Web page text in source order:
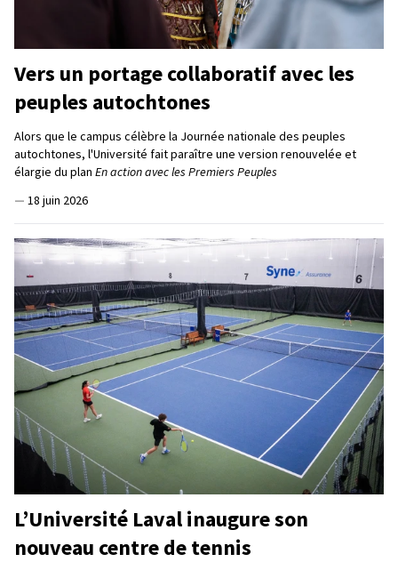
Vers un portage collaboratif avec les
peuples autochtones
Alors que le campus célèbre la Journée nationale des peuples
autochtones, l'Université fait paraître une version renouvelée et
élargie du plan En action avec les Premiers Peuples
— 18 juin 2026
L’Université Laval inaugure son
nouveau centre de tennis